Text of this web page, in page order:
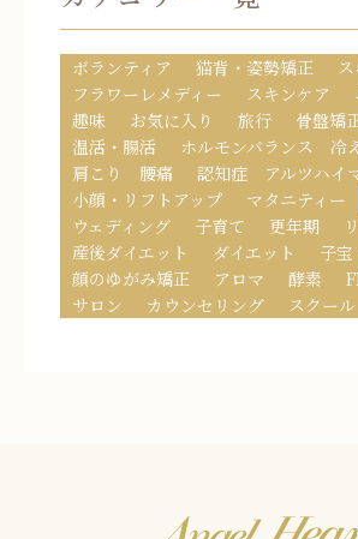
ボランティア 猫背・姿勢矯正
フラワーレメディー
スキンケア
趣味
お気に入り 旅行 骨盤矯
温活・腸活
ホルモンバランス 冷え
肩こり 腰痛
認知症 アルツハイ
小顔・リフトアップ
マタニティー
ウェディング
子育て 更年期
産後ダイエット
ダイエット 子
顔のゆがみ矯正
アロマ 酵素
サロン
カウンセリング スクール